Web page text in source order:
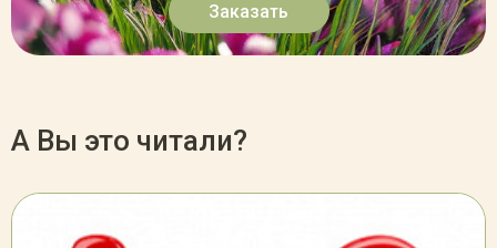
Заказать
А Вы это читали?